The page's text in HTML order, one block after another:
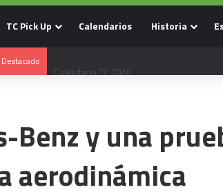
TC Pick Up Calendarios Historia
Destacado
Benz y una
aerodinámica